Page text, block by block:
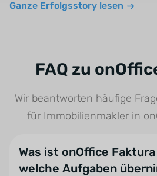
Ganze Erfolgsstory lesen
FAQ zu
Wir beantworten häufige
für Immobilienmakler in
Was ist onOffice
welche Aufgaben